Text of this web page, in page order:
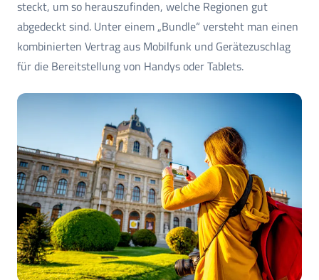
steckt, um so herauszufinden, welche Regionen gut
abgedeckt sind. Unter einem „Bundle“ versteht man einen
kombinierten Vertrag aus Mobilfunk und Gerätezuschlag
für die Bereitstellung von Handys oder Tablets.